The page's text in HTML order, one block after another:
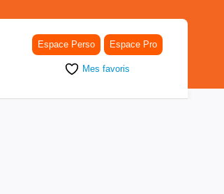
Espace Perso Espace Pro
Mes favoris